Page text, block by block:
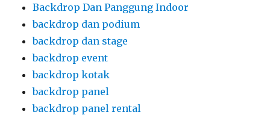
Backdrop Dan Panggung Indoor
backdrop dan podium
backdrop dan stage
backdrop event
backdrop kotak
backdrop panel
backdrop panel rental